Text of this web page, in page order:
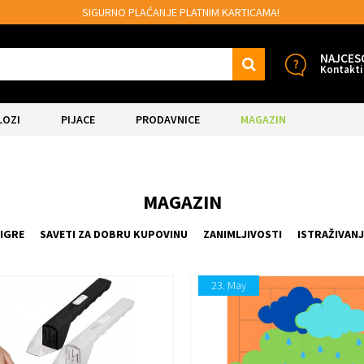
PLATNIM KARTICAMA! MOGUĆNOST
PIJACE PRODAVNICE MAGAZIN
MAGAZIN
SAVETI ZA DOBRU KUPOVINU ZANIMLJIVOSTI
23. May